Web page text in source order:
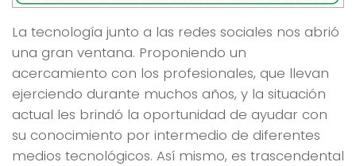
La tecnología junto a las redes sociales nos abrió
una gran ventana. Proponiendo un
acercamiento con los profesionales, que llevan
ejerciendo durante muchos años, y la situación
actual les brindó la oportunidad de ayudar con
su conocimiento por intermedio de diferentes
medios tecnológicos. Así mismo, es trascendental